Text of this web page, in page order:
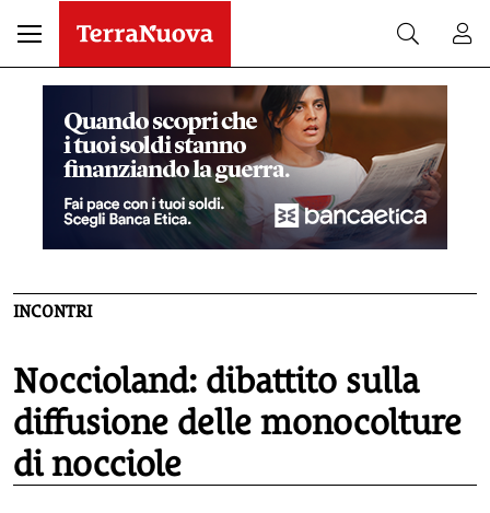
INCONTRI
Noccioland: dibattito sulla
diffusione delle monocolture
di nocciole